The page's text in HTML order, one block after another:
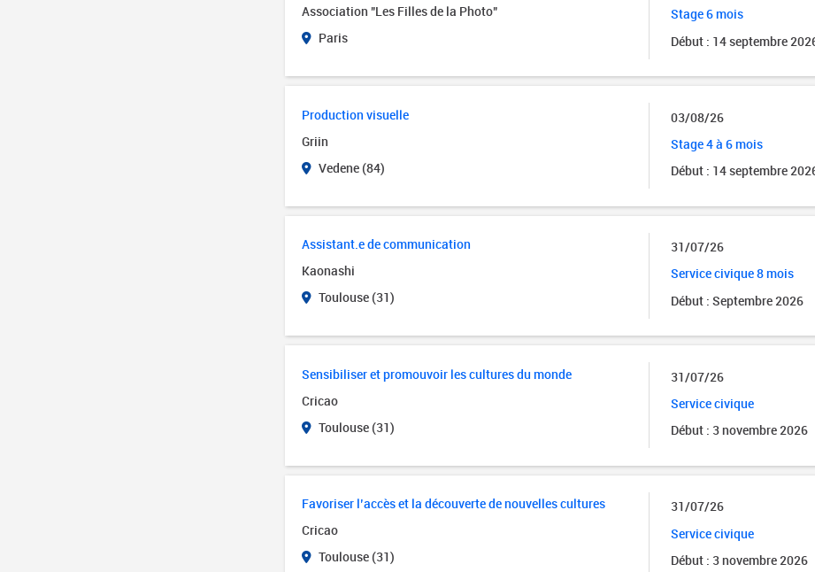
Association "Les Filles de la Photo"
Paris
Stage 6 mois
Début : 14 septembre
Production visuelle
Griin
Vedene (84)
03/08/26
Stage 4 à 6 mois
Début : 14 septembre
Assistant.e de communication
Kaonashi
Toulouse (31)
31/07/26
Service civique 8 mois
Début : Septembre 2026
Sensibiliser et promouvoir les cultures du monde
Cricao
Toulouse (31)
31/07/26
Service civique
Début : 3 novembre 2026
Favoriser l’accès et la découverte de nouvelles cultures
Cricao
Toulouse (31)
31/07/26
Service civique
Début : 3 novembre 2026